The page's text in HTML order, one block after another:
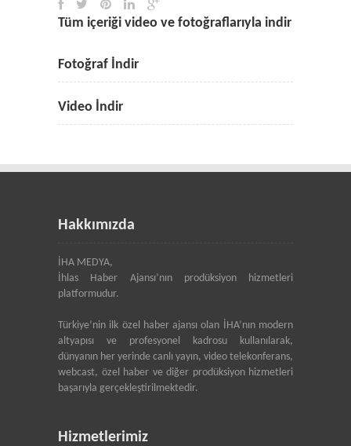
Tüm içeriği video ve fotoğraflarıyla indir
Fotoğraf İndir
Video İndir
Hakkımızda
İHA MEDYA,
İhlas Haber Ajansı’nın prodüksiyon hizmetleri
platformudur.
Türkiye’nin ilk özel haber ajansı olan İHA’nın modern
altyapısı ve profesyonel kadrosu kullanılarak,
dünyanın her yerinde canlı yayın, video telekonferans,
webcast, özel haber ve diğer prodüksiyon hizmetleri
başarıyla gerçekleştirilmektedir.
Hizmetlerimiz